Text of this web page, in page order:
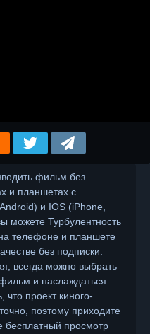
фильм без
и планшетах с
и IOS (iPhone,
можете Турбулентность
телефоне и планшете
без подписки.
всегда можно выбрать
и наслаждаться
проект киного-
поэтому приходите
бесплатный просмотр